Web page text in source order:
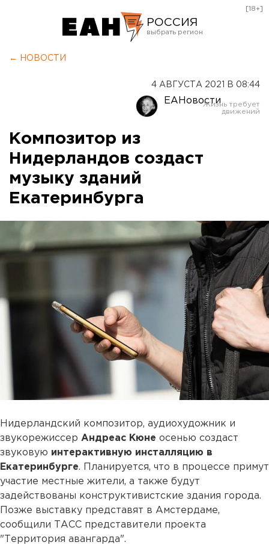
РОССИЯ
Оренбург
[18+]
← НОВОСТИ
4 АВГУСТА 2021 В 08:44
ЕАНовости
Композитор из
Нидерландов создаст
музыку зданий
Екатеринбурга
Нидерландский композитор, аудиохудожник и
звукорежиссер Андреас Кюне осенью создаст
звуковую интерактивную инсталляцию в
Екатеринбурге. Планируется, что в процессе примут
участие местные жители, а также будут
задействованы конструктивистские здания города.
Позже выставку представят в Амстердаме,
сообщили ТАСС представители проекта
"Территория авангарда".